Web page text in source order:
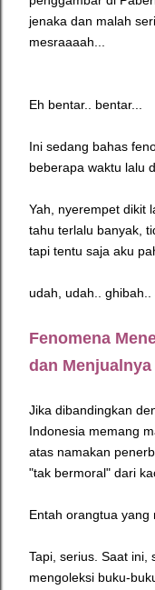
jenaka dan malah
mesraaaah...
Eh bentar.. bentar...
Ini sedang bahas
beberapa waktu lalu
Yah, nyerempet dikit
tahu terlalu banyak,
tapi tentu saja aku
udah, udah.. ghibah..
Fenomena
dan
Jika dibandingkan
Indonesia memang
atas namakan
"tak bermoral" dari
Entah orangtua yang
Tapi, serius. Saat ini,
mengoleksi buku-